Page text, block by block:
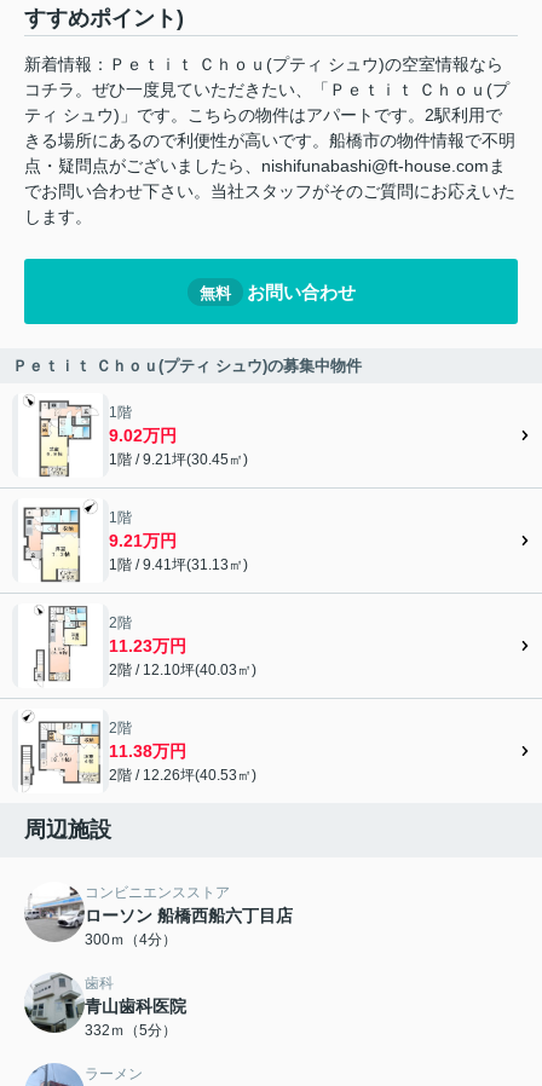
すすめポイント)
新着情報：Ｐｅｔｉｔ Ｃｈｏｕ(プティ シュウ)の空室情報なら
コチラ。ぜひ一度見ていただきたい、「Ｐｅｔｉｔ Ｃｈｏｕ(プ
ティ シュウ)」です。こちらの物件はアパートです。2駅利用で
きる場所にあるので利便性が高いです。船橋市の物件情報で不明
点・疑問点がございましたら、nishifunabashi@ft-house.comま
でお問い合わせ下さい。当社スタッフがそのご質問にお応えいた
します。
無料 お問い合わせ
Ｐｅｔｉｔ Ｃｈｏｕ(プティ シュウ)の募集中物件
1階
9.02万円
1階 / 9.21坪(30.45㎡)
1階
9.21万円
1階 / 9.41坪(31.13㎡)
2階
11.23万円
2階 / 12.10坪(40.03㎡)
2階
11.38万円
2階 / 12.26坪(40.53㎡)
周辺施設
コンビニエンスストア
ローソン 船橋西船六丁目店
300ｍ（4分）
歯科
青山歯科医院
332ｍ（5分）
ラーメン